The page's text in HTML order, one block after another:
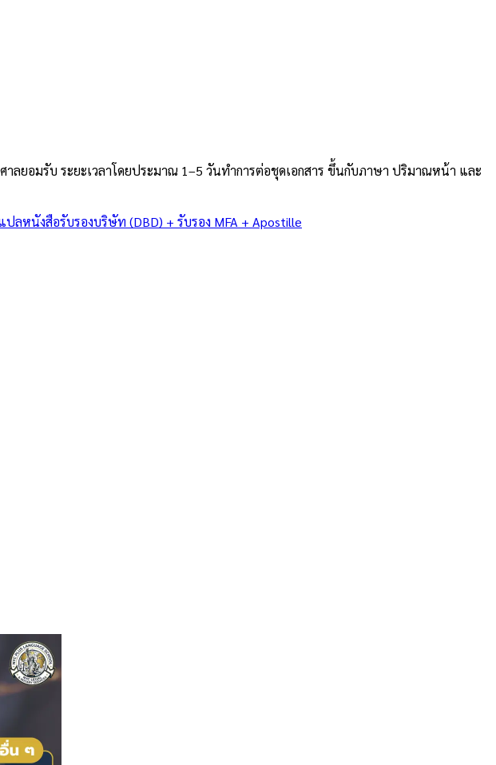
ยอมรับ ระยะเวลาโดยประมาณ 1–5 วันทำการต่อชุดเอกสาร ขึ้นกับภาษา ปริมาณหน้า และ
ปลหนังสือรับรองบริษัท (DBD) + รับรอง MFA + Apostille